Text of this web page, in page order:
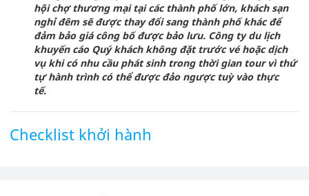
hội chợ thương mại tại các thành phố lớn, khách sạn
nghỉ đêm sẽ được thay đổi sang thành phố khác để
đảm bảo giá công bố được bảo lưu. Công ty du lịch
khuyến cáo Quý khách không đặt trước vé hoặc dịch
vụ khi có nhu cầu phát sinh trong thời gian tour vì thứ
tự hành trình có thể được đảo ngược tuỳ vào thực
tế.
Checklist khởi hành